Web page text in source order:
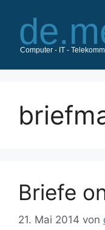
Inhalt
springen
Briefe
21. Mai 2014 von